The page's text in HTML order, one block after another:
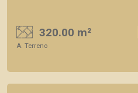
320.00 m²
A. Terreno